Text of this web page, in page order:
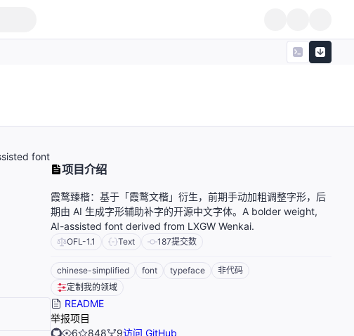
font
项目介绍
霞鹜臻楷：基于「霞鹜文楷」衍生，前期手动加粗调整字形，后
期由 AI 生成字形辅助补字的开源中文字体。A bolder weight,
AI-assisted font derived from LXGW Wenkai.
OFL-1.1 Text 187提交数
chinese-simplified font typeface
非代码
定制我的领域
README
举报项目
6
848 9访问 GitHub